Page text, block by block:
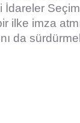
İdareler
imza
da